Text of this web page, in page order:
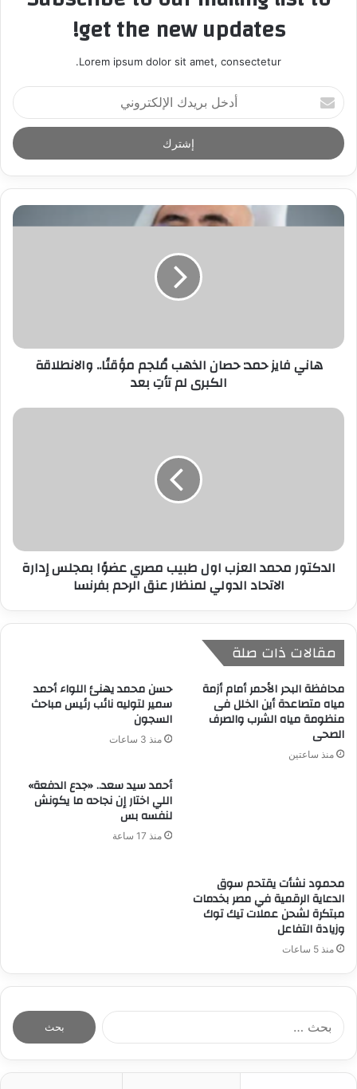
get the new updates!
Lorem ipsum dolor sit amet, consectetur.
أ
د
خ
ل
ر
د
ك
ر
هاني فايز حمد: حصان الذهب مُلجم مؤقتًا.. والانطلاقة
الكبرى لم تأتِ بعد
الدكتور محمد العزب اول طبيب مصري عضوًا بمجلس إدارة
الاتحاد الدولي لمنظار عنق الرحم بفرنسا
مقالات ذات صلة
محافظة البحر الأحمر أمام أزمة
مياه متصاعدة أين الخلل فى
منظومة مياه الشرب والصرف
الصحى
منذ ساعتين
حسن محمد يهنئ اللواء أحمد
سمير لتوليه نائب رئيس مباحث
السجون
منذ 3 ساعات
محمود نشأت يقتحم سوق
الدعاية الرقمية في مصر بخدمات
مبتكرة لشحن عملات تيك توك
وزيادة التفاعل
منذ 5 ساعات
أحمد سيد سعد.. «جدع الدفعة»
اللي اختار إن نجاحه ما يكونش
لنفسه بس
منذ 17 ساعة